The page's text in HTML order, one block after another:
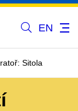
EN
Sitola